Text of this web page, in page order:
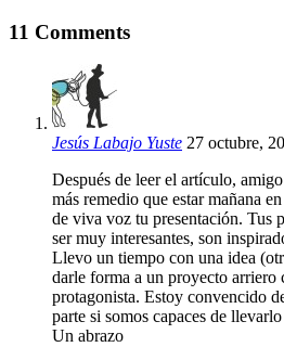
11 Comments
Jesús Labajo Yuste 27 octubre,
Después de leer el artículo,
más remedio que estar mañana
de viva voz tu presentación. Tus
ser muy interesantes, son
Llevo un tiempo con una idea
darle forma a un proyecto arriero
protagonista. Estoy convencido
parte si somos capaces de
Un abrazo